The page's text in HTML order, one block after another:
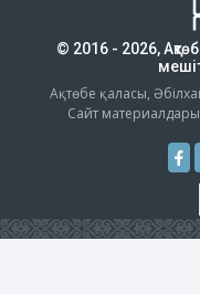
© 2016 - 2026,
Ақтөбе қаласы,
Сайт